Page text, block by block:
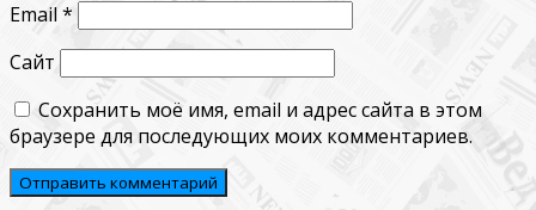
Email*
Сайт
Сохранить моё имя, email и адрес сайта в этом
браузере для последующих моих комментариев.